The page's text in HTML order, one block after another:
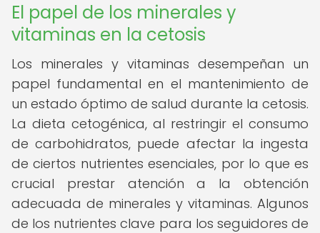
El papel de los minerales y
vitaminas en la cetosis
Los minerales y vitaminas desempeñan un
papel fundamental en el mantenimiento de
un estado óptimo de salud durante la cetosis.
La dieta cetogénica, al restringir el consumo
de carbohidratos, puede afectar la ingesta
de ciertos nutrientes esenciales, por lo que es
crucial prestar atención a la obtención
adecuada de minerales y vitaminas. Algunos
de los nutrientes clave para los seguidores de